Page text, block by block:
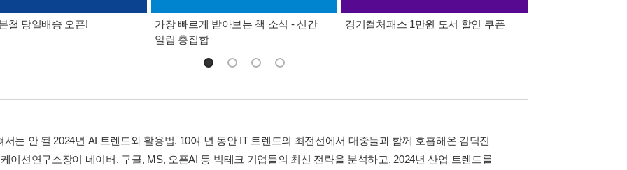
철 당일배송 오픈!
가장 빠르게 받아보는 책 소식 - 신간
알림 총집합
경기컬처패스 1만원 도서 할인 쿠폰
서는 안 될 2024년 AI 트렌드와 활용법. 10여 년 동안 IT 트렌드의 최전선에서 대중들과 함께 호흡해온 김덕진
이션연구소장이 네이버, 구글, MS, 오픈AI 등 빅테크 기업들의 최신 전략을 분석하고, 2024년 산업 트렌드를